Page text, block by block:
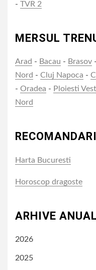
- TVR 2
MERSUL
Arad - Bacau - Brasov -
Nord - Cluj Napoca -
- Oradea - Ploiesti Vest
Nord
RECOMANDARI
Harta Bucuresti
Horoscop dragoste
ARHIVE
2026
2025